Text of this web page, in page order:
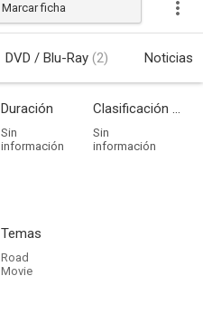
Marcar ficha
DVD / Blu-Ray (2) Noticias
Duración
Sin
información
Clasificación por edades
Sin
información
Temas
Road
Movie